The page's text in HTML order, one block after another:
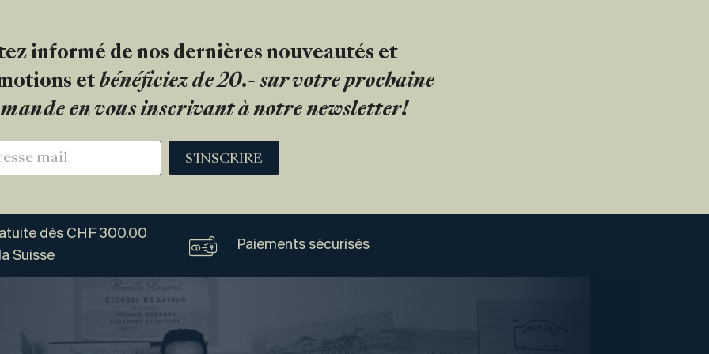
informé de nos dernières nouveautés et
et bénéficiez de 20.- sur votre prochaine
en vous inscrivant à notre newsletter!
S'INSCRIRE
dès CHF 300.00
Suisse
Paiements sécurisés
Vogel
Vins